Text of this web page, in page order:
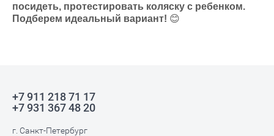
посидеть, протестировать коляску с ребенком.
Подберем идеальный вариант! 😊
+7 911 218 71 17
+7 931 367 48 20
г. Санкт-Петербург